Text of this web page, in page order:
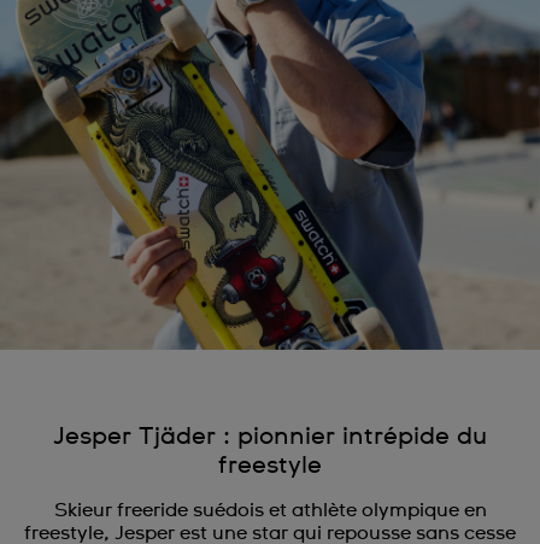
Jesper Tjäder : pionnier intrépide du
freestyle
Skieur freeride suédois et athlète olympique en
freestyle, Jesper est une star qui repousse sans cesse